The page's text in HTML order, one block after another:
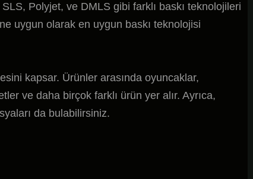
Polyjet, ve DMLS gibi farklı baskı teknolojileri
uygun olarak en uygun baskı teknolojisi
kapsar. Ürünler arasında oyuncaklar,
ve daha birçok farklı ürün yer alır. Ayrıca,
da bulabilirsiniz.